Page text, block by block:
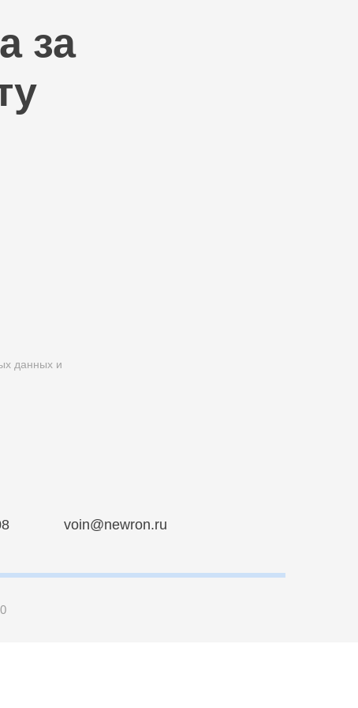
за
данных и
voin@newron.ru